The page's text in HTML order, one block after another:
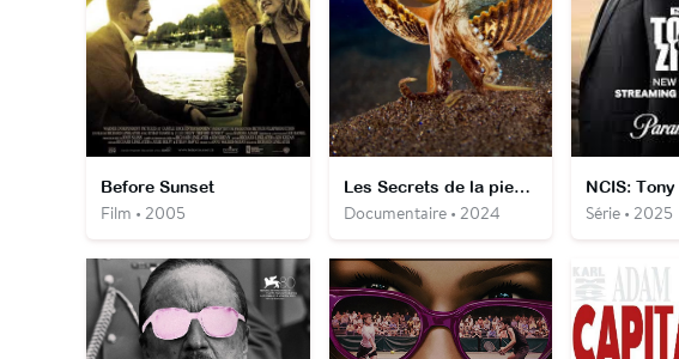
Before Sunset
Film • 2005
Les Secrets de la pieuvre
Documentaire • 2024
NCIS:
Série • 2025